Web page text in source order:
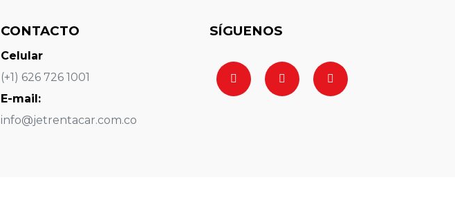
CONTACTO
Celular
(+1) 626 726 1001
E-mail:
info@jetrentacar.com.co
SÍGUENOS